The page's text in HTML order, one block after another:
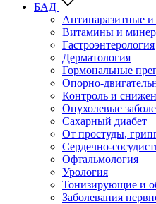
БАД
Антипаразитные
Витамины и
Гастроэнтерология
Дерматология
Гормональные
Опорно-
Контроль и
Опухолевые
Сахарный диабет
От простуды,
Сердечно-
Офтальмология
Урология
Тонизирующие и
Заболевания